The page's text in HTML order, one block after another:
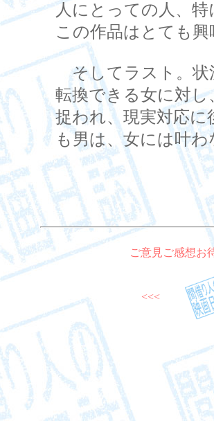
人にとっての人、
この作品はとても
そしてラスト。状
転換できる女に対
捉われ、現実対応
も男は、女には叶
ご意見ご感想お
<<<